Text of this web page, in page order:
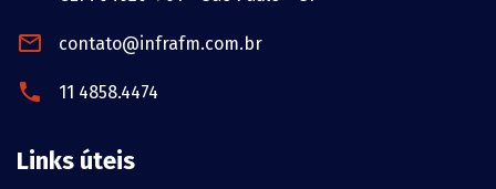
contato@infrafm.com.br
11 4858.4474
Links úteis